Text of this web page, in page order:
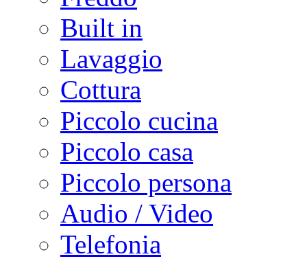
Built in
Lavaggio
Cottura
Piccolo cucina
Piccolo casa
Piccolo persona
Audio / Video
Telefonia